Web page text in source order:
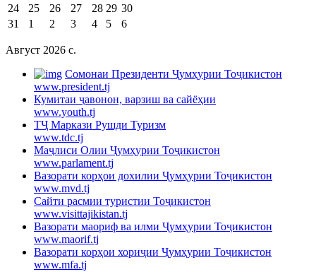
24
25 26 27 28 29 30
31
1 2 3 4 5 6
Август 2026 c.
Cомонаи Президенти Ҷумҳурии Тоҷикистон
www.president.tj
Кумитаи ҷавонон, варзиш ва сайёҳии
www.youth.tj
ТҶ Маркази Рушди Туризм
www.tdc.tj
Маҷлиси Олии Ҷумҳурии Тоҷикистон
www.parlament.tj
Вазорати корҳои дохилии Ҷумҳурии Тоҷикистон
www.mvd.tj
Сайти расмии туристии Тоҷикистон
www.visittajikistan.tj
Вазорати маориф ва илми Ҷумҳурии Тоҷикистон
www.maorif.tj
Вазорати корҳои хориҷии Ҷумҳурии Тоҷикистон
www.mfa.tj